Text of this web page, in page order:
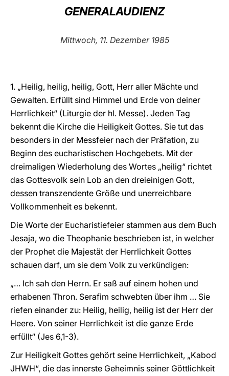
中文
LATINE
GENERALAUDIENZ
Mittwoch, 11. Dezember 1985
1. „Heilig, heilig, heilig, Gott, Herr aller Mächte und
Gewalten. Erfüllt sind Himmel und Erde von deiner
Herrlichkeit“ (Liturgie der hl. Messe). Jeden Tag
bekennt die Kirche die Heiligkeit Gottes. Sie tut das
besonders in der Messfeier nach der Präfation, zu
Beginn des eucharistischen Hochgebets. Mit der
dreimaligen Wiederholung des Wortes „heilig“ richtet
das Gottesvolk sein Lob an den dreieinigen Gott,
dessen transzendente Größe und unerreichbare
Vollkommenheit es bekennt.
Die Worte der Eucharistiefeier stammen aus dem Buch
Jesaja, wo die Theophanie beschrieben ist, in welcher
der Prophet die Majestät der Herrlichkeit Gottes
schauen darf, um sie dem Volk zu verkündigen:
„… Ich sah den Herrn. Er saß auf einem hohen und
erhabenen Thron. Serafim schwebten über ihm … Sie
riefen einander zu: Heilig, heilig, heilig ist der Herr der
Heere. Von seiner Herrlichkeit ist die ganze Erde
erfüllt“ (Jes 6,1-3).
Zur Heiligkeit Gottes gehört seine Herrlichkeit, „Kabod
JHWH“, die das innerste Geheimnis seiner Göttlichkeit